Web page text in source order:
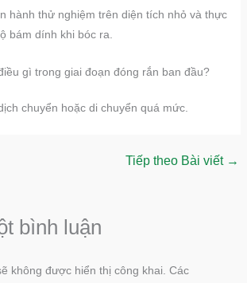
hành thử nghiệm trên diện tích nhỏ và thực
bám dính khi bóc ra.
gì trong giai đoạn đóng rắn ban đầu?
chuyển hoặc di chuyển quá mức.
Tiếp theo Bài viết →
bình luận
không được hiển thị công khai. Các